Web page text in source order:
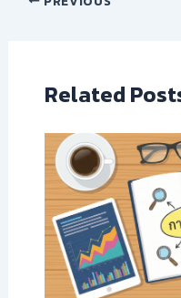
Related